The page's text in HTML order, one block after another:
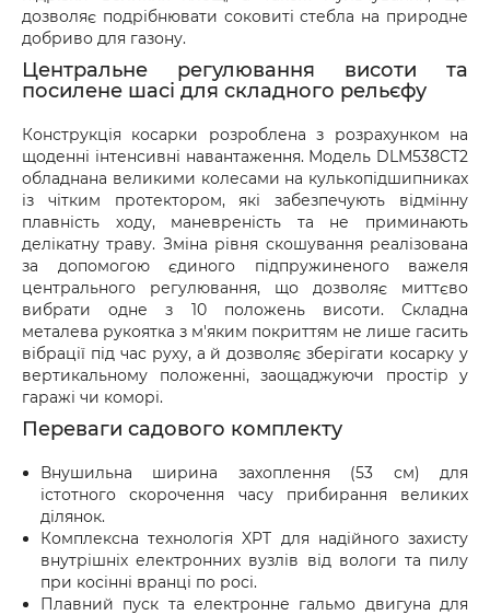
дозволяє подрібнювати соковиті стебла на природне
добриво для газону.
Центральне регулювання висоти та
посилене шасі для складного рельєфу
Конструкція косарки розроблена з розрахунком на
щоденні інтенсивні навантаження. Модель DLM538CT2
обладнана великими колесами на кулькопідшипниках
із чітким протектором, які забезпечують відмінну
плавність ходу, маневреність та не приминають
делікатну траву. Зміна рівня скошування реалізована
за допомогою єдиного підпружиненого важеля
центрального регулювання, що дозволяє миттєво
вибрати одне з 10 положень висоти. Складна
металева рукоятка з м'яким покриттям не лише гасить
вібрації під час руху, а й дозволяє зберігати косарку у
вертикальному положенні, заощаджуючи простір у
гаражі чи коморі.
Переваги садового комплекту
Внушильна ширина захоплення (53 см) для
істотного скорочення часу прибирання великих
ділянок.
Комплексна технологія XPT для надійного захисту
внутрішніх електронних вузлів від вологи та пилу
при косінні вранці по росі.
Плавний пуск та електронне гальмо двигуна для